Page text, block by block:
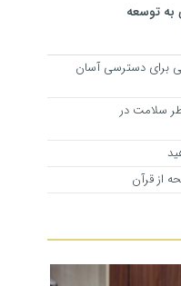
توسعه
برای دسترسی آسان
سلامت در
از قرآن